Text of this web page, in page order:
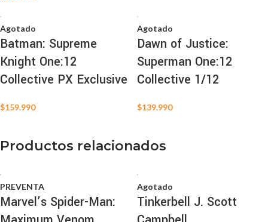
Agotado
Batman: Supreme
Knight One:12
Collective PX Exclusive
$159.990
Agotado
Dawn of Justice:
Superman One:12
Collective 1/12
$139.990
Productos relacionados
PREVENTA
Marvel’s Spider-Man:
Agotado
Tinkerbell J. Scott